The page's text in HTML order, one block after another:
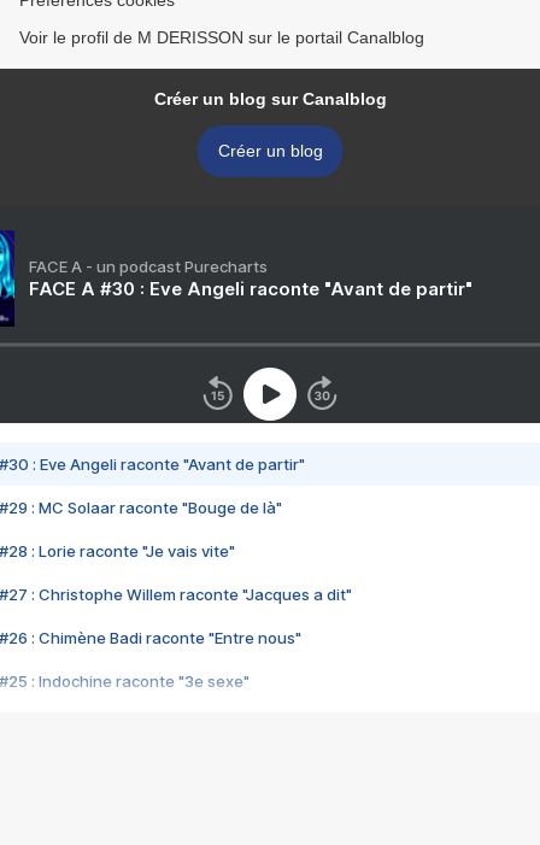
Voir le profil de M DERISSON sur le portail Canalblog
Créer un blog sur Canalblog
Créer un blog
FACE A - un podcast Purecharts
FACE A #30 : Eve Angeli raconte "Avant de partir"
#30 : Eve Angeli raconte "Avant de partir"
#29 : MC Solaar raconte "Bouge de là"
#28 : Lorie raconte "Je vais vite"
#27 : Christophe Willem raconte "Jacques a dit"
#26 : Chimène Badi raconte "Entre nous"
#25 : Indochine raconte "3e sexe"